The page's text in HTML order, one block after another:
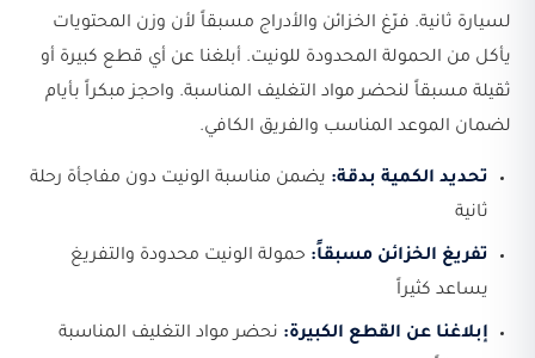
لسيارة ثانية. فرّغ الخزائن والأدراج مسبقاً لأن وزن المحتويات
يأكل من الحمولة المحدودة للونيت. أبلغنا عن أي قطع كبيرة أو
ثقيلة مسبقاً لنحضر مواد التغليف المناسبة. واحجز مبكراً بأيام
لضمان الموعد المناسب والفريق الكافي.
تحديد الكمية بدقة: يضمن مناسبة الونيت دون مفاجأة رحلة
ثانية
تفريغ الخزائن مسبقاً: حمولة الونيت محدودة والتفريغ
يساعد كثيراً
إبلاغنا عن القطع الكبيرة: نحضر مواد التغليف المناسبة